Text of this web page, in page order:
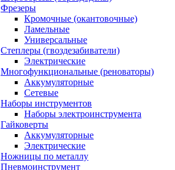
Фрезеры
Кромочные (окантовочные)
Ламельные
Универсальные
Степлеры (гвоздезабиватели)
Электрические
Многофункциональные (реноваторы)
Аккумуляторные
Сетевые
Наборы инструментов
Наборы электроинструмента
Гайковерты
Аккумуляторные
Электрические
Ножницы по металлу
Пневмоинструмент